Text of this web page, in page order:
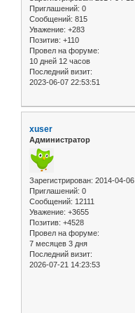
Приглашений: 0
Сообщений: 815
Уважение: +283
Позитив: +110
Провел на форуме:
10 дней 12 часов
Последний визит:
2023-06-07 22:53:51
xuser
Администратор
Зарегистрирован: 2014-04-06
Приглашений: 0
Сообщений: 12111
Уважение: +3655
Позитив: +4528
Провел на форуме:
7 месяцев 3 дня
Последний визит:
2026-07-21 14:23:53